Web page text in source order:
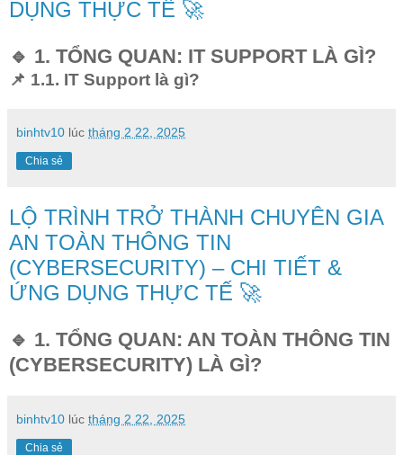
DỤNG THỰC TẾ 🚀
🔹 1. TỔNG QUAN: IT SUPPORT LÀ GÌ?
📌 1.1. IT Support là gì?
binhtv10 lúc tháng 2 22, 2025
Chia sẻ
LỘ TRÌNH TRỞ THÀNH CHUYÊN GIA
AN TOÀN THÔNG TIN
(CYBERSECURITY) – CHI TIẾT &
ỨNG DỤNG THỰC TẾ 🚀
🔹 1. TỔNG QUAN: AN TOÀN THÔNG TIN
(CYBERSECURITY) LÀ GÌ?
binhtv10 lúc tháng 2 22, 2025
Chia sẻ